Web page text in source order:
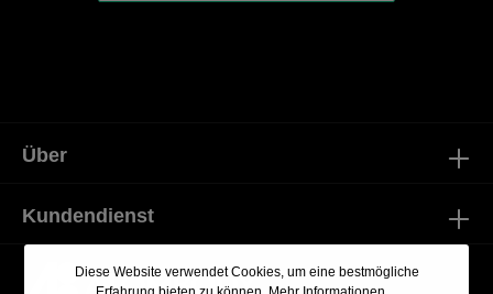
Über
Kundendienst
Diese Website verwendet Cookies, um eine bestmögliche